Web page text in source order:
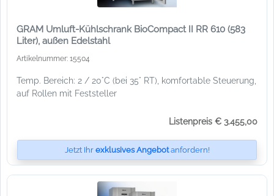
GRAM Umluft-Kühlschrank BioCompact II RR 610 (583
Liter), außen Edelstahl
Artikelnummer: 15504
Temp. Bereich: 2 / 20°C (bei 35° RT), komfortable Steuerung,
auf Rollen mit Feststeller
Listenpreis € 3.455,00
Jetzt Ihr exklusives Angebotanfordern!